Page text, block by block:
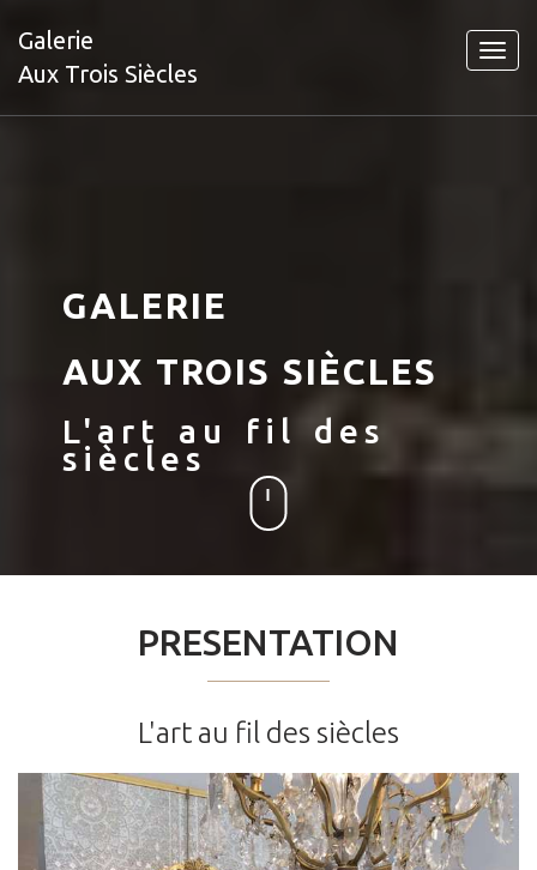
Galerie
Aux Trois Siècles
GALERIE
AUX TROIS SIÈCLES
L'art au fil des
siècles
PRESENTATION
L'art au fil des siècles